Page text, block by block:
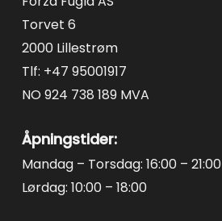
Torvet 6
2000 Lillestrøm
Tlf: +47 95001917
NO 924 738 189 MVA
Åpningstider:
Mandag – Torsdag: 16:00 – 21:00
Lørdag: 10:00 – 18:00